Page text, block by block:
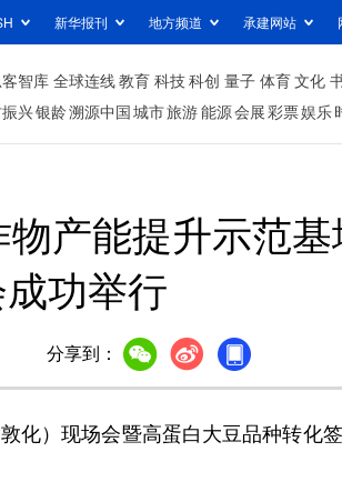
新华报刊 地方频道 承建网站
智库 全球连线教育 科技科创 量子 体育文化
兴银龄溯源中国城市旅游能源会展彩票娱乐
产能提升示范
功举行
分享到：
）现场会暨高蛋白大豆品种转化